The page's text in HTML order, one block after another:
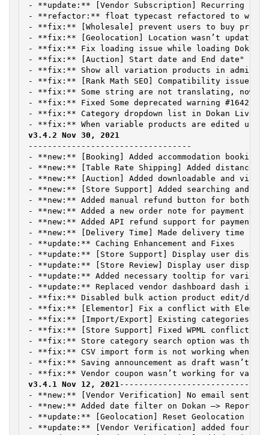
- **update:** [Vendor Subscription] Recurring
- **refactor:** float typecast refactored to
- **fix:** [Wholesale] prevent users to buy
- **fix:** [Geolocation] Location wasn’t updating
- **fix:** Fix loading issue while loading Dokan
- **fix:** [Auction] Start date and End date"
- **fix:** Show all variation products in admin
- **fix:** [Rank Math SEO] Compatibility issue
- **fix:** Some string are not translating, now
- **fix:** Fixed Some deprecated warning #1642
- **fix:** Category dropdown list in Dokan Live
----------------------------------
- **new:** [Booking] Added accommodation booking
- **new:** [Table Rate Shipping] Added distance
- **new:** [Auction] Added downloadable and
- **new:** [Store Support] Added searching and
- **new:** Added manual refund button for both
- **new:** Added a new order note for payment
- **new:** Added API refund support for payment
- **new:** [Delivery Time] Made delivery time
- **update:** Caching Enhancement and Fixes
- **update:** [Store Support] Display user display
- **update:** [Store Review] Display user display
- **update:** Added necessary tooltip for various
- **update:** Replaced vendor dashboard dash
- **fix:** Disabled bulk action product edit/
- **fix:** [Elementor] Fix a conflict with
- **fix:** [Import/Export] Existing categories
- **fix:** [Store Support] Fixed WPML conflict
- **fix:** Store category search option was
- **fix:** CSV import form is not working when
- **fix:** Saving announcement as draft wasn’t
v3.4.1 Nov 12, 2021
- **new:** [Vendor Verification] No email sent to
- **new:** Added date filter on Dokan —> Reports
- **update:** [Geolocation] Reset Geolocation
- **update:** [Vendor Verification] added four new